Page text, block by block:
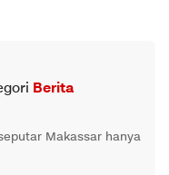
Berita
Makassar hanya